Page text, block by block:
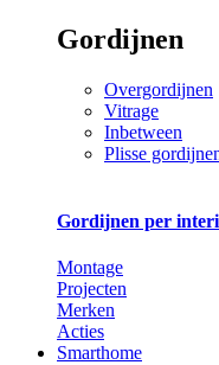
Gordijnen
Overgordijnen
Vitrage
Inbetween
Plisse
Gordijnen per
Montage
Projecten
Merken
Acties
Smarthome